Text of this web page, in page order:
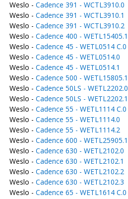
Weslo - Cadence 391 - WCTL3910.0
Weslo - Cadence 391 - WCTL3910.1
Weslo - Cadence 391 - WCTL3910.2
Weslo - Cadence 400 - WETL15405.1
Weslo - Cadence 45 - WETL0514 C.0
Weslo - Cadence 45 - WETL0514.0
Weslo - Cadence 45 - WETL0514.1
Weslo - Cadence 500 - WETL15805.1
Weslo - Cadence 50LS - WETL2202.0
Weslo - Cadence 50LS - WETL2202.1
Weslo - Cadence 55 - WETL1114 C.0
Weslo - Cadence 55 - WETL1114.0
Weslo - Cadence 55 - WETL1114.2
Weslo - Cadence 600 - WETL25905.1
Weslo - Cadence 630 - WETL2102.0
Weslo - Cadence 630 - WETL2102.1
Weslo - Cadence 630 - WETL2102.2
Weslo - Cadence 630 - WETL2102.3
Weslo - Cadence 65 - WETL1614 C.0